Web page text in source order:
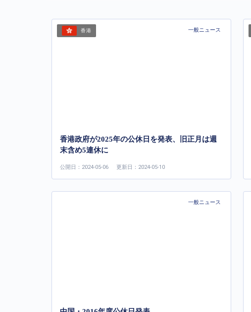
香港 一般ニュース
香港政府が2025年の公休日を発表、旧正月は週
末含め5連休に
公開日：2024-05-06 更新日：2024-05-10
一般ニュース